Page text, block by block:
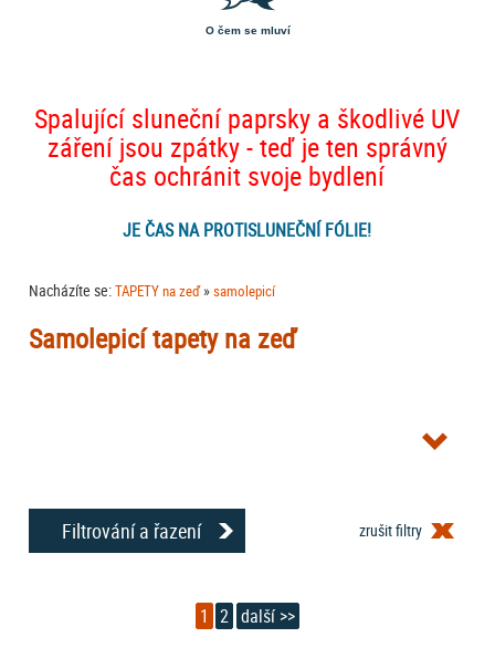
O čem se mluví
Spalující sluneční paprsky a škodlivé UV
záření jsou zpátky - teď je ten správný
čas ochránit svoje bydlení
JE ČAS NA PROTISLUNEČNÍ FÓLIE!
Nacházíte se:TAPETY na zeď»samolepicí
Samolepicí tapety na zeď
Filtrování a řazení zrušit filtry
1 2 další >>